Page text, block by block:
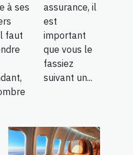
à ses
faut
assurance, il
est
important
que vous le
fassiez
suivant un...